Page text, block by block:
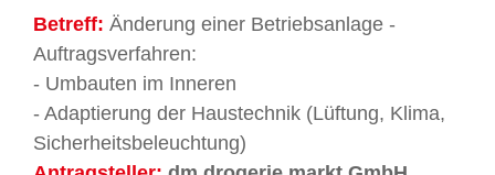
Betreff: Änderung einer Betriebsanlage -
Auftragsverfahren:
- Umbauten im Inneren
- Adaptierung der Haustechnik (Lüftung, Klima,
Sicherheitsbeleuchtung)